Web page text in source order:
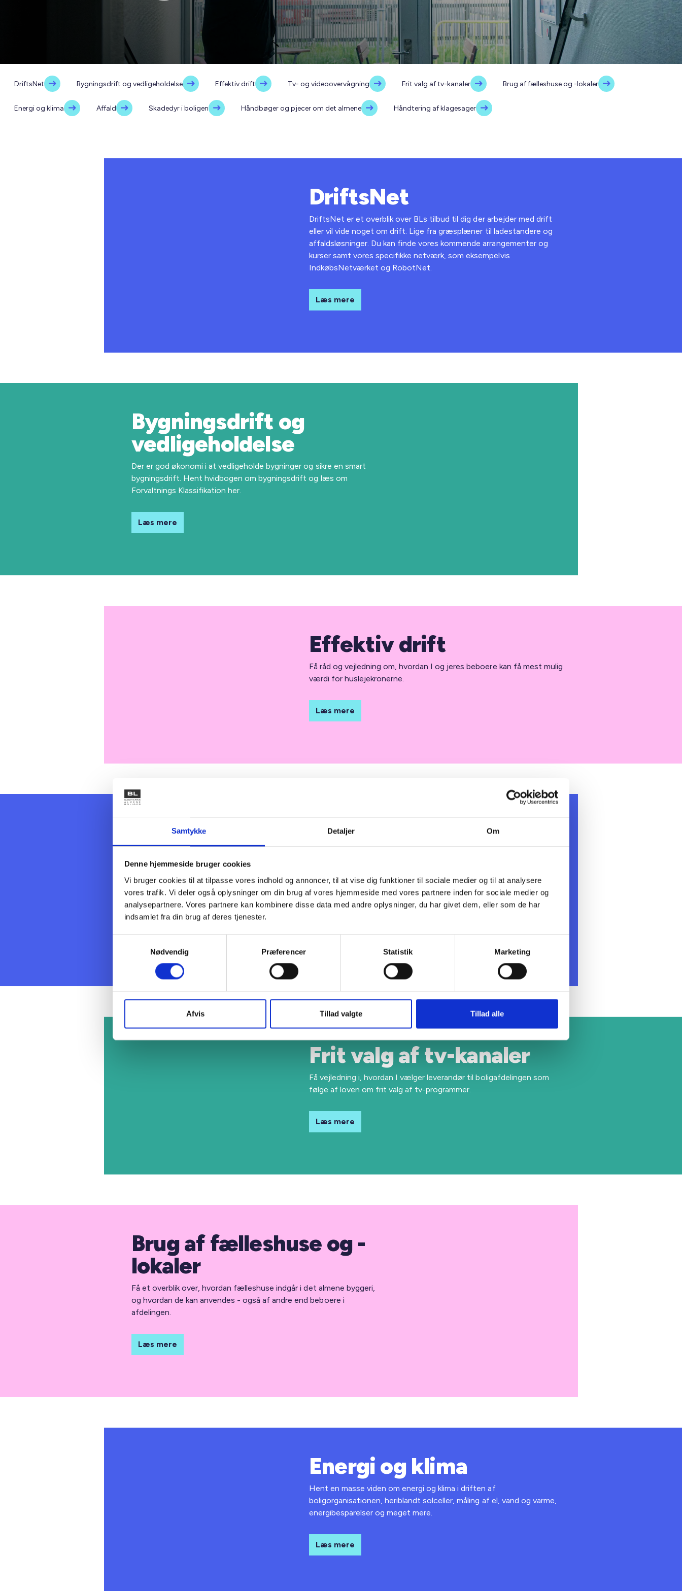
Samtykke Detaljer Om
Denne hjemmeside bruger cookies
Vi bruger cookies til at tilpasse vores indhold og annoncer, til at vise dig funktioner til sociale medier og til at analysere
vores trafik. Vi deler også oplysninger om din brug af vores hjemmeside med vores partnere inden for sociale medier og
analysepartnere. Vores partnere kan kombinere disse data med andre oplysninger, du har givet dem, eller som de har
indsamlet fra din brug af deres tjenester.
Nødvendig
Præferencer Statistik Marketing
Afvis Tillad valgte Tillad alle
DriftsNet Bygningsdrift og vedligeholdelse Effektiv drift Tv- og videoovervågning Frit valg af tv-kanaler Brug af fælleshuse og -lokaler
Energi og klima Affald Skadedyr i boligen Håndbøger og pjecer om det almene Håndtering af klagesager
DriftsNet
DriftsNet er et overblik over BLs tilbud til dig der arbejder med drift
eller vil vide noget om drift. Lige fra græsplæner til ladestandere og
affaldsløsninger. Du kan finde vores kommende arrangementer og
kurser samt vores specifikke netværk, som eksempelvis
IndkøbsNetværket og RobotNet.
Læs mere
Bygningsdrift og
vedligeholdelse
Der er god økonomi i at vedligeholde bygninger og sikre en smart
bygningsdrift. Hent hvidbogen om bygningsdrift og læs om
Forvaltnings Klassifikation her.
Læs mere
Effektiv drift
Få råd og vejledning om, hvordan I og jeres beboere kan få mest mulig
værdi for huslejekronerne.
Læs mere
Tv- og
videoovervågning
Boligorganisationers adgang til at foretage tv-overvågning reguleres
navnlig af regler i tv-overvågningsloven og af de ”almindelige”
databeskyttelsesregler. Læs mere om dem lige her.
Læs mere
Frit valg af tv-kanaler
Få vejledning i, hvordan I vælger leverandør til boligafdelingen som
følge af loven om frit valg af tv-programmer.
Læs mere
Brug af fælleshuse og -
lokaler
Få et overblik over, hvordan fælleshuse indgår i det almene byggeri,
og hvordan de kan anvendes - også af andre end beboere i
afdelingen.
Læs mere
Energi og klima
Hent en masse viden om energi og klima i driften af
boligorganisationen, heriblandt solceller, måling af el, vand og varme,
energibesparelser og meget mere.
Læs mere